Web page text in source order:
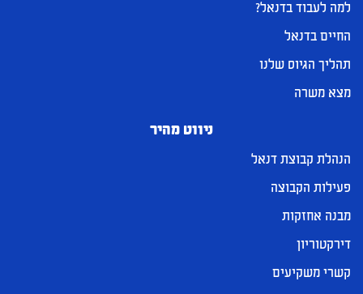
למה לעבוד בדנאל?
החיים בדנאל
תהליך הגיוס שלנו
מצא משרה
ניווט מהיר
הנהלת קבוצת דנאל
פעילות הקבוצה
מבנה אחזקות
דירקטוריון
קשרי משקיעים